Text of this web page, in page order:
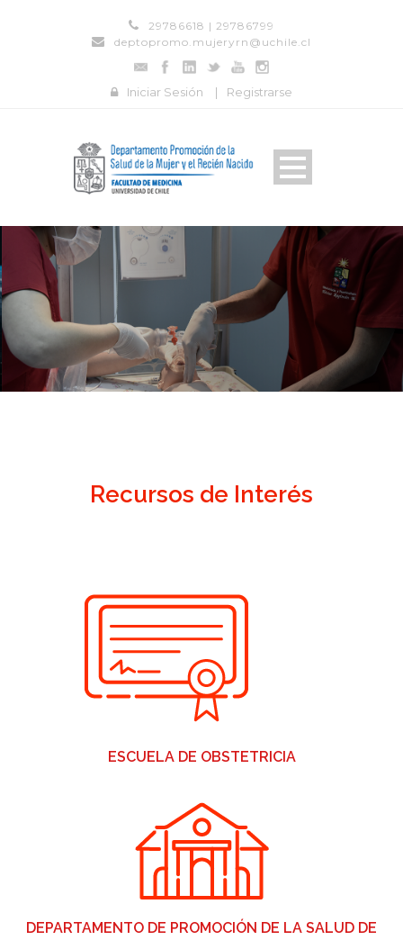
29786618 | 29786799
deptopromo.mujeryrn@uchile.cl
Iniciar Sesión | Registrarse
Recursos de Interés
ESCUELA DE OBSTETRICIA
DEPARTAMENTO DE PROMOCIÓN DE LA SALUD DE